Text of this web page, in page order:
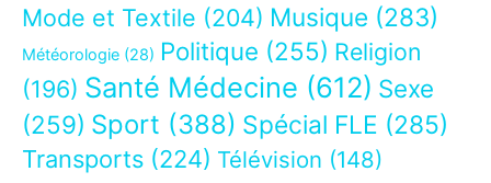
Mode et Textile (204) Musique (283)
Météorologie (28) Politique (255) Religion
(196) Santé Médecine (612) Sexe
(259) Sport (388) Spécial FLE (285)
Transports (224) Télévision (148)